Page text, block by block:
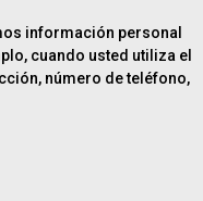
información personal
cuando usted utiliza el
número de teléfono,